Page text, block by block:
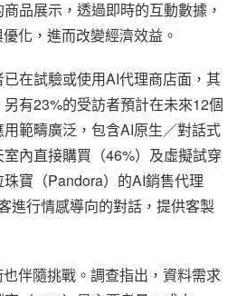
品展示，透過即時的互動數據，
化，進而改變經濟效益。
在試驗或使用AI代理商店面，其
有23%的受訪者預計在未來12個
範疇廣泛，包含AI原生／對話式
內直接購買（46%）及虛擬試穿
珠寶（Pandora）的AI銷售代理
進行情感導向的對話，提供客製
伴隨挑戰。調查指出，資料需求